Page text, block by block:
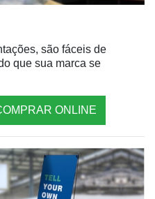
são fáceis de
que sua marca se
ONLINE